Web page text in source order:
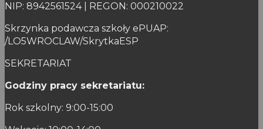
NIP: 8942561524 | REGON: 000210022
Skrzynka podawcza szkoły ePUAP:
/LO5WROCLAW/SkrytkaESP
SEKRETARIAT
Godziny pracy sekretariatu:
Rok szkolny: 9:00-15:00